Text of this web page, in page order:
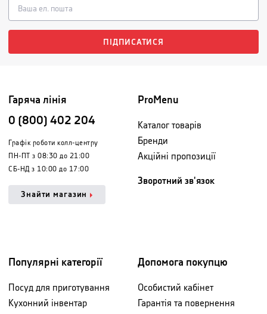
ПІДПИСАТИСЯ
Гаряча лінія
0 (800) 402 204
Графік роботи колл-центру
ПН-ПТ з 08:30 до 21:00
СБ-НД з 10:00 до 17:00
Знайти магазин
ProMenu
Каталог товарів
Бренди
Акційні пропозиції
Зворотний зв'язок
Популярні категорії
Посуд для приготування
Кухонний інвентар
Допомога покупцю
Особистий кабінет
Гарантія та повернення